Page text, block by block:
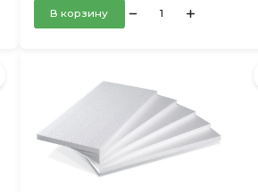
В корзину